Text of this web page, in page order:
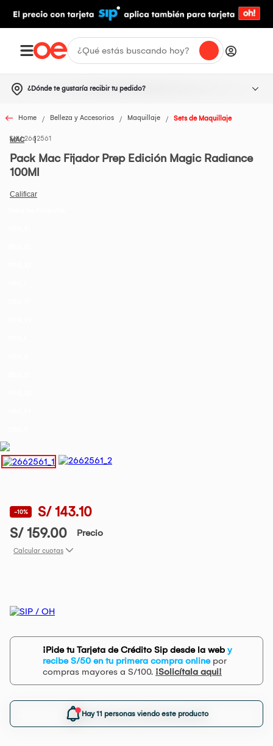
¿Dónde te gustaría recibir tu pedido?
Home Belleza y Accesorios Maquillaje Sets de Maquillaje
MAC2662561
Pack Mac Fijador Prep Edición Magic Radiance
100Ml
-10%
S/ 143.10
S/ 159.00
Precio
Calcular cuotas
¡Pide tu Tarjeta de Crédito Sip desde la web y
recibe S/50 en tu primera compra onlinepor
compras mayores a S/100. ¡Solicítala aqui!
Hay 11 personas viendo este producto